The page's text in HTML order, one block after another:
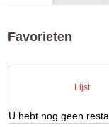
Favorieten
Lijst
U hebt nog geen